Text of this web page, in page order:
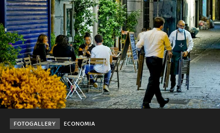
ECONOMIA
FOTOGALLERY